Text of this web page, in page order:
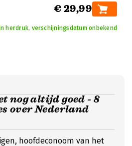
€ 29,99
In herdruk, verschijningsdatum onbekend
nog altijd goed - 8
over Nederland
hoofdeconoom van het